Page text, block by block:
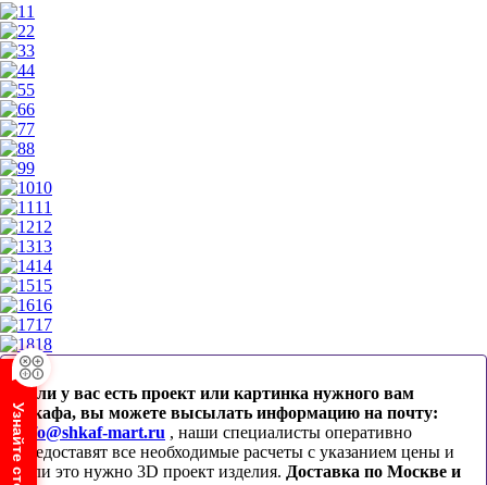
1
2
3
4
5
6
7
8
9
10
11
12
13
14
15
16
17
18
Если у вас есть проект или картинка нужного вам
шкафа, вы можете высылать информацию на почту:
info@shkaf-mart.ru , наши специалисты оперативно
предоставят все необходимые расчеты с указанием цены и
если это нужно 3D проект изделия. Доставка по Москве и